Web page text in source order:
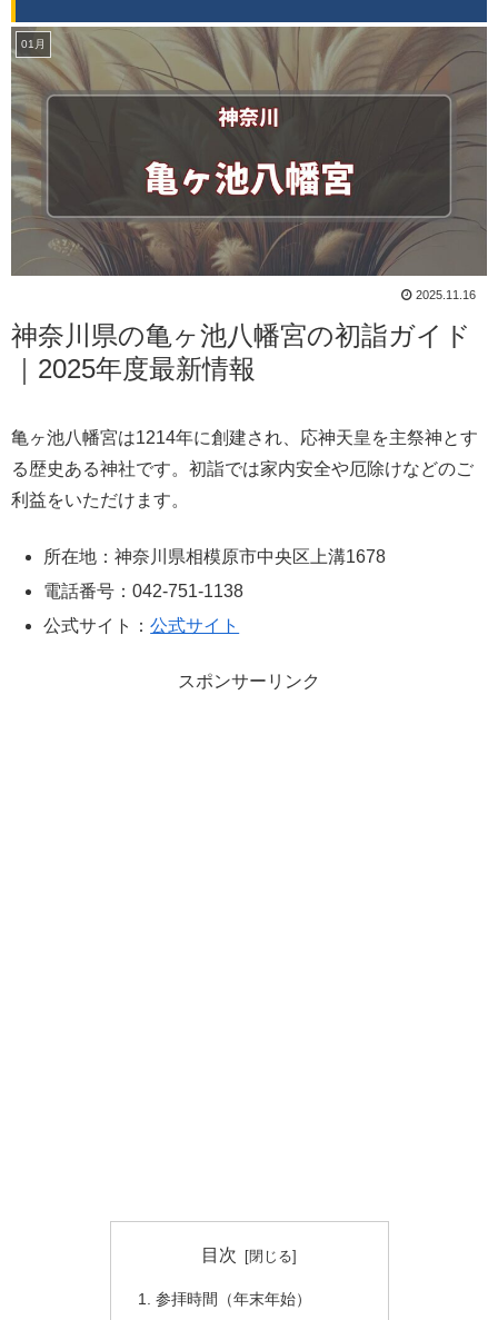
01月
2025.11.16
神奈川県の亀ヶ池八幡宮の初詣ガイド
｜2025年度最新情報
亀ヶ池八幡宮は1214年に創建され、応神天皇を主祭神とす
る歴史ある神社です。初詣では家内安全や厄除けなどのご
利益をいただけます。
所在地：神奈川県相模原市中央区上溝1678
電話番号：042-751-1138
公式サイト：公式サイト
スポンサーリンク
目次
参拝時間（年末年始）